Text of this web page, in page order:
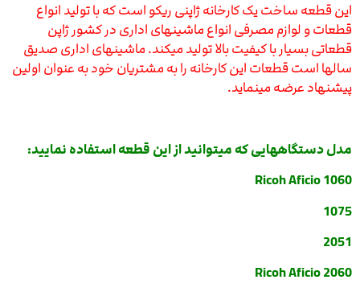
این قطعه ساخت یک کارخانه ژاپنی ریکو است که با تولید انواع
قطعات و لوازم مصرفی انواع ماشینهای اداری در کشور ژاپن
قطعاتی بسیار با کیفیت بالا تولید میکند. ماشینهای اداری صدیق
سالها است قطعات این کارخانه را به مشتریان خود به عنوان اولین
پیشنهاد عرضه مینماید.
مدل دستگاههایی که میتوانید از این قطعه استفاده نمایید:
Ricoh Aficio 1060
1075
2051
Ricoh Aficio 2060